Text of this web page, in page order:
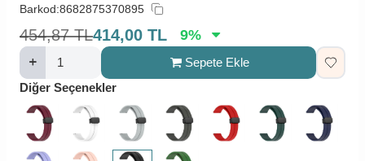
Barkod:8682875370895
454,87 TL414,00 TL 9%
Sepete Ekle
Diğer Seçenekler